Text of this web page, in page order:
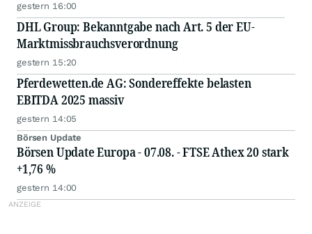
gestern 16:00
DHL Group: Bekanntgabe nach Art. 5 der EU-
Marktmissbrauchsverordnung
gestern 15:20
Pferdewetten.de AG: Sondereffekte belasten
EBITDA 2025 massiv
gestern 14:05
Börsen Update
Börsen Update Europa - 07.08. - FTSE Athex 20 stark
+1,76 %
gestern 14:00